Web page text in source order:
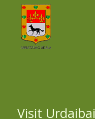
Visit Urdaibai